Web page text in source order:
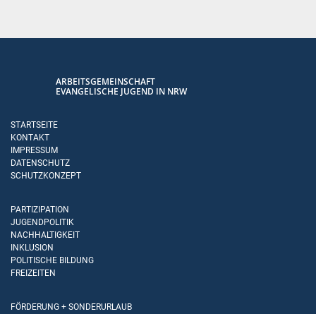
ARBEITSGEMEINSCHAFT
EVANGELISCHE JUGEND IN NRW
STARTSEITE
KONTAKT
IMPRESSUM
DATENSCHUTZ
SCHUTZKONZEPT
PARTIZIPATION
JUGENDPOLITIK
NACHHALTIGKEIT
INKLUSION
POLITISCHE BILDUNG
FREIZEITEN
FÖRDERUNG + SONDERURLAUB